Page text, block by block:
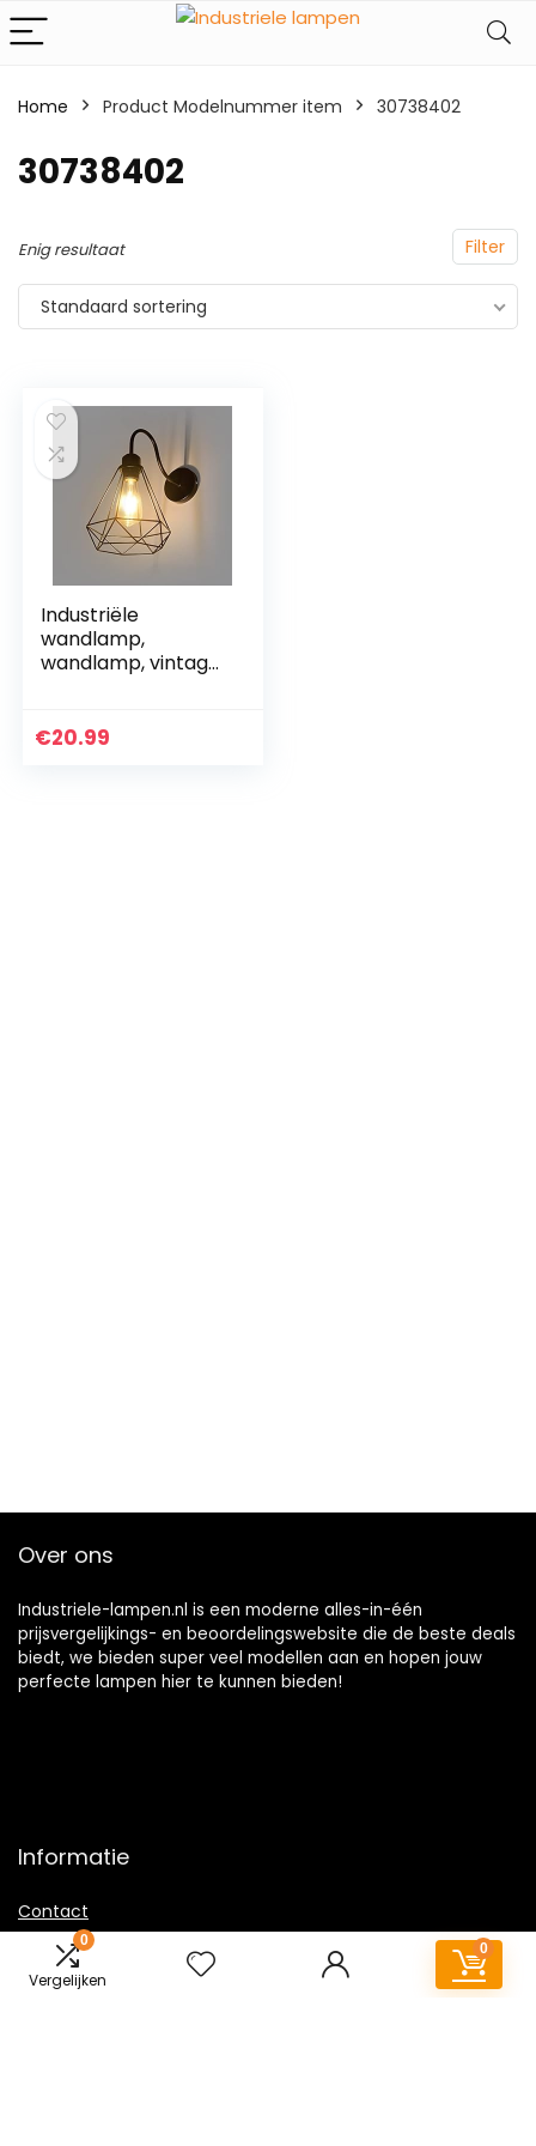
0
Vergelijken
0
Home Product Modelnummer item ‎30738402
‎30738402
Filter
Enig resultaat
Standaard sortering
Industriële
wandlamp,
wandlamp, vintage
metalen kooi,
€20.99
Over ons
Industriele-lampen.nl is een moderne alles-in-één
prijsvergelijkings- en beoordelingswebsite die de beste deals
biedt, we bieden super veel modellen aan en hopen jouw
perfecte lampen hier te kunnen bieden!
Informatie
Contact
Klantenservice
Over ons